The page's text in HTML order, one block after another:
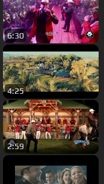
6:30
4:25
2:59